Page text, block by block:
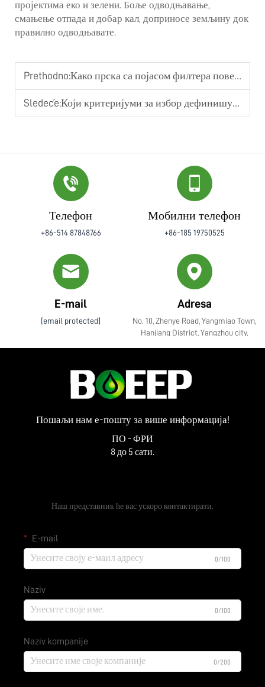
пројектима еко и зелени. Боље одводњавање,
смањење отпада и добар кал, доприносе земљину док
правилно одводњавате.
Prethodno:Како прска са појасом филтера повећава ефикасност свакодневног деватрирања
Sledeće:Који критеријуми за избор дефинишу поуздани дехидратор за винт
Телефон
+86-514 87848766
Мобилни телефон
+86-185 19750525
E-mail
[email protected]
Adresa
No. 10, Zhenye Road, Yangmiao Town,
Hanjiang District, Yangzhou city,
Пошаљи нам е-пошту за више информација!
ПО - ФРИ
8 до 5 сати.
Наш представник ће вас ускоро контактирати.
E-mail
0/100
Naziv
0/100
Naziv kompanije
0/200